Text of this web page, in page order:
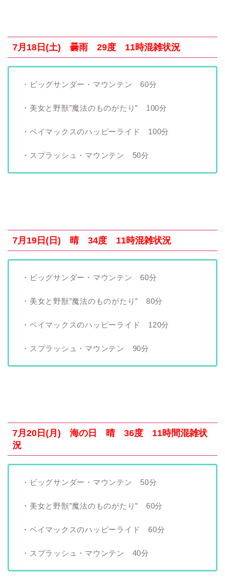
7月18日(土) 曇雨 29度 11時混雑状況
・ビッグサンダー・マウンテン 60分
・美女と野獣”魔法のものがたり” 100分
・ベイマックスのハッピーライド 100分
・スプラッシュ・マウンテン 50分
7月19日(日) 晴 34度 11時混雑状況
・ビッグサンダー・マウンテン 60分
・美女と野獣”魔法のものがたり” 80分
・ベイマックスのハッピーライド 120分
・スプラッシュ・マウンテン 90分
7月20日(月) 海の日 晴 36度 11時間混雑状
況
・ビッグサンダー・マウンテン 50分
・美女と野獣”魔法のものがたり” 60分
・ベイマックスのハッピーライド 60分
・スプラッシュ・マウンテン 40分